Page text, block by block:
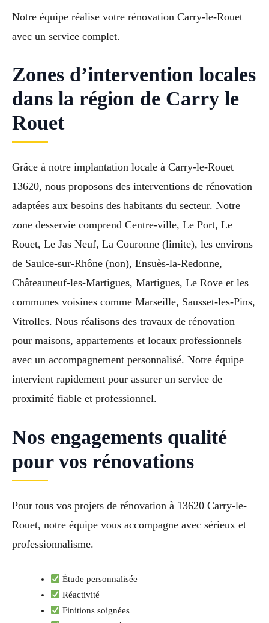
Notre équipe réalise votre rénovation Carry-le-Rouet
avec un service complet.
Zones d’intervention locales
dans la région de Carry le
Rouet
Grâce à notre implantation locale à Carry-le-Rouet
13620, nous proposons des interventions de rénovation
adaptées aux besoins des habitants du secteur. Notre
zone desservie comprend Centre-ville, Le Port, Le
Rouet, Le Jas Neuf, La Couronne (limite), les environs
de Saulce-sur-Rhône (non), Ensuès-la-Redonne,
Châteauneuf-les-Martigues, Martigues, Le Rove et les
communes voisines comme Marseille, Sausset-les-Pins,
Vitrolles. Nous réalisons des travaux de rénovation
pour maisons, appartements et locaux professionnels
avec un accompagnement personnalisé. Notre équipe
intervient rapidement pour assurer un service de
proximité fiable et professionnel.
Nos engagements qualité
pour vos rénovations
Pour tous vos projets de rénovation à 13620 Carry-le-
Rouet, notre équipe vous accompagne avec sérieux et
professionnalisme.
Étude personnalisée
Réactivité
Finitions soignées